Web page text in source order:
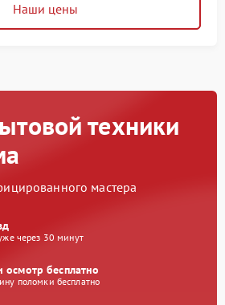
Наши цены
техники
мастера
через 30 минут
осмотр бесплатно
поломки бесплатно